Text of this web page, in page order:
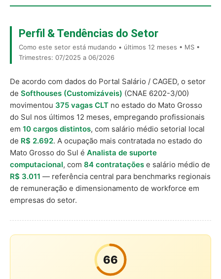
Perfil & Tendências do Setor
Como este setor está mudando • últimos 12 meses • MS •
Trimestres: 07/2025 a 06/2026
De acordo com dados do Portal Salário / CAGED, o setor
de Softhouses (Customizáveis) (CNAE 6202-3/00)
movimentou 375 vagas CLT no estado do Mato Grosso
do Sul nos últimos 12 meses, empregando profissionais
em 10 cargos distintos, com salário médio setorial local
de R$ 2.692. A ocupação mais contratada no estado do
Mato Grosso do Sul é Analista de suporte
computacional, com 84 contratações e salário médio de
R$ 3.011 — referência central para benchmarks regionais
de remuneração e dimensionamento de workforce em
empresas do setor.
66